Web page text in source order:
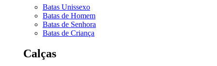
Batas Unissexo
Batas de Homem
Batas de Senhora
Batas de Criança
Calças